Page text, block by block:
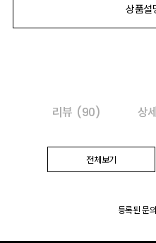
리뷰 (90) 상
전체보기
등록된 문